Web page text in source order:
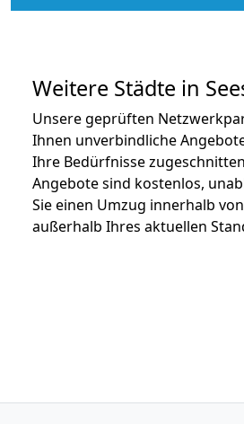
Weitere Städte in
Unsere geprüften
Ihnen unverbindliche
Ihre Bedürfnisse
Angebote sind kostenlos,
Sie einen Umzug innerhalb
außerhalb Ihres aktuellen